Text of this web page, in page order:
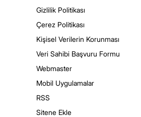
Gizlilik Politikası
Çerez Politikası
Kişisel Verilerin Korunması
Veri Sahibi Başvuru Formu
Webmaster
Mobil Uygulamalar
RSS
Sitene Ekle